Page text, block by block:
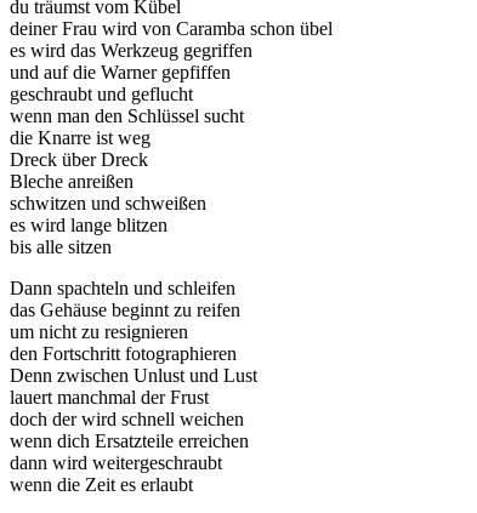
du träumst vom Kübel
deiner Frau wird von Caramba schon übel
es wird das Werkzeug gegriffen
und auf die Warner gepfiffen
geschraubt und geflucht
wenn man den Schlüssel sucht
die Knarre ist weg
Dreck über Dreck
Bleche anreißen
schwitzen und schweißen
es wird lange blitzen
bis alle sitzen
Dann spachteln und schleifen
das Gehäuse beginnt zu reifen
um nicht zu resignieren
den Fortschritt fotographieren
Denn zwischen Unlust und Lust
lauert manchmal der Frust
doch der wird schnell weichen
wenn dich Ersatzteile erreichen
dann wird weitergeschraubt
wenn die Zeit es erlaubt